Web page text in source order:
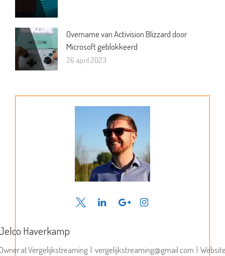
Overname van Activision Blizzard door
Microsoft geblokkeerd
26 april 2023
Haverkamp
atVergelijkstreaming | vergelijkstreaming@gmail.com |